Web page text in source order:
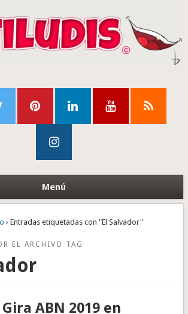
Menú
› Entradas etiquetadas con "El Salvador"
EL ARCHIVO TAG
Gira ABN 2019 en